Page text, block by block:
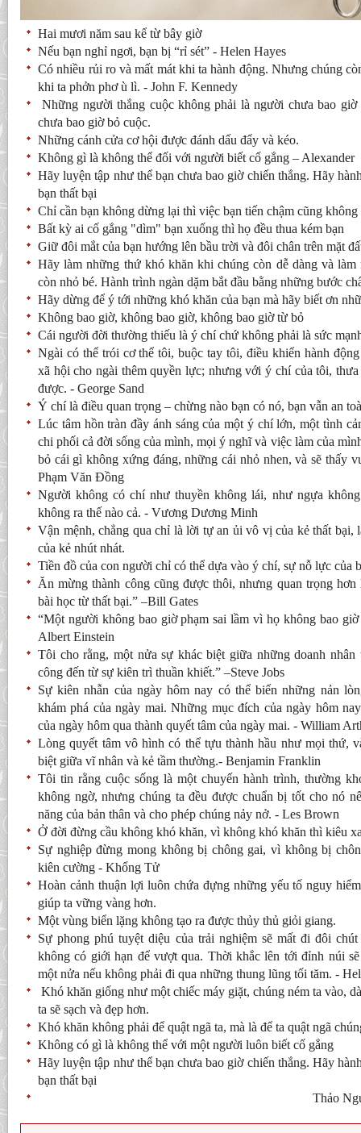
Hai mươi năm sau kể từ bây giờ
Nếu bạn nghỉ ngơi, bạn bị “rỉ sét” - Helen Hayes
Có nhiều rủi ro và mất mát khi ta hành động. Nhưng chúng
khi ta phởn phơ ù lì. - John F. Kennedy
Những người thắng cuộc không phải là người chưa bao
chưa bao giờ bỏ cuộc.
Những cánh cửa cơ hội được đánh dấu đẩy và kéo.
Không gì là không thể đối với người biết cố gắng – Alexander
Hãy luyện tập như thể bạn chưa bao giờ chiến thắng. Hãy
bạn thất bại
Chỉ cần bạn không dừng lại thì việc bạn tiến chậm cũng không
Bất kỳ ai cố gắng "dìm" bạn xuống thì họ đều thua kém bạn
Giữ đôi mắt của bạn hướng lên bầu trời và đôi chân trên mặt
Hãy làm những thứ khó khăn khi chúng còn dễ dàng và
còn nhỏ bé. Hành trình ngàn dặm bắt đầu bằng những bước
Hãy dừng để ý tới những khó khăn của bạn mà hãy biết ơn
Không bao giờ, không bao giờ, không bao giờ từ bỏ
Cái người đời thường thiếu là ý chí chứ không phải là sức
Ngài có thể trói cơ thể tôi, buộc tay tôi, điều khiển hành
xã hội cho ngài thêm quyền lực; nhưng với ý chí của tôi,
được. - George Sand
Ý chí là điều quan trọng – chừng nào bạn có nó, bạn vẫn an
Lúc tâm hồn tràn đầy ánh sáng của một ý chí lớn, một tình
chi phối cả đời sống của mình, mọi ý nghĩ và việc làm của
bỏ cái gì không xứng đáng, những cái nhỏ nhen, và sẽ thấy
Phạm Văn Đồng
Người không có chí như thuyền không lái, như ngựa
không ra thế nào cả. - Vương Dương Minh
Vận mệnh, chẳng qua chỉ là lời tự an ủi vô vị của kẻ thất bại,
của kẻ nhút nhát.
Tiền đồ của con người chỉ có thể dựa vào ý chí, sự nỗ lực của
Ăn mừng thành công cũng được thôi, nhưng quan trọng hơn
bài học từ thất bại.” –Bill Gates
“Một người không bao giờ phạm sai lầm vì họ không bao
Albert Einstein
Tôi cho rằng, một nửa sự khác biệt giữa những doanh nhân
công đến từ sự kiên trì thuần khiết.” –Steve Jobs
Sự kiên nhẫn của ngày hôm nay có thể biến những nản
khám phá của ngày mai. Những mục đích của ngày hôm
của ngày hôm qua thành quyết tâm của ngày mai. - William
Lòng quyết tâm vô hình có thể tựu thành hầu như mọi thứ,
biệt giữa vĩ nhân và kẻ tầm thường.- Benjamin Franklin
Tôi tin rằng cuộc sống là một chuyến hành trình, thường
không ngờ, nhưng chúng ta đều được chuẩn bị tốt cho nó
năng của bản thân và cho phép chúng nảy nở. - Les Brown
Ở đời đừng cầu không khó khăn, vì không khó khăn thì kiêu
Sự nghiệp đừng mong không bị chông gai, vì không bị
kiên cường - Khổng Tử
Hoàn cảnh thuận lợi luôn chứa đựng những yếu tố nguy
giúp ta vững vàng hơn.
Một vùng biển lặng không tạo ra được thủy thủ giỏi giang.
Sự phong phú tuyệt diệu của trải nghiệm sẽ mất đi đôi
không có giới hạn để vượt qua. Thời khắc lên tới đỉnh núi
một nửa nếu không phải đi qua những thung lũng tối tăm. -
Khó khăn giống như một chiếc máy giặt, chúng ném ta vào,
ta sẽ sạch và đẹp hơn.
Khó khăn không phải để quật ngã ta, mà là để ta quật ngã
Không có gì là không thể với một người luôn biết cố gắng
Hãy luyện tập như thể bạn chưa bao giờ chiến thắng. Hãy
bạn thất bại
Thảo